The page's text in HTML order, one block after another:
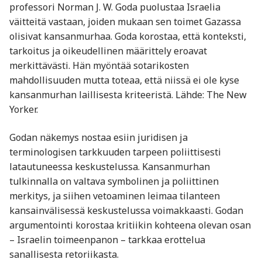
professori Norman J. W. Goda puolustaa Israelia
väitteitä vastaan, joiden mukaan sen toimet Gazassa
olisivat kansanmurhaa. Goda korostaa, että konteksti,
tarkoitus ja oikeudellinen määrittely eroavat
merkittävästi. Hän myöntää sotarikosten
mahdollisuuden mutta toteaa, että niissä ei ole kyse
kansanmurhan laillisesta kriteeristä. Lähde: The New
Yorker.
Godan näkemys nostaa esiin juridisen ja
terminologisen tarkkuuden tarpeen poliittisesti
latautuneessa keskustelussa. Kansanmurhan
tulkinnalla on valtava symbolinen ja poliittinen
merkitys, ja siihen vetoaminen leimaa tilanteen
kansainvälisessä keskustelussa voimakkaasti. Godan
argumentointi korostaa kritiikin kohteena olevan osan
– Israelin toimeenpanon – tarkkaa erottelua
sanallisesta retoriikasta.